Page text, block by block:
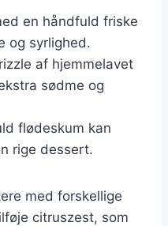
en håndfuld friske
og syrlighed.
af hjemmelavet
sødme og
flødeskum kan
rige dessert.
med forskellige
citruszest, som